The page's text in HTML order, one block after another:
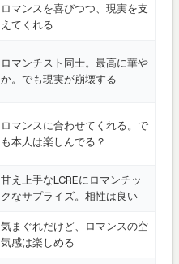
ロマンスを喜びつつ、現実を支
えてくれる
ロマンチスト同士。最高に華や
か。でも現実が崩壊する
ロマンスに合わせてくれる。で
も本人は楽しんでる？
甘え上手なLCREにロマンチッ
クなサプライズ。相性は良い
気まぐれだけど、ロマンスの空
気感は楽しめる